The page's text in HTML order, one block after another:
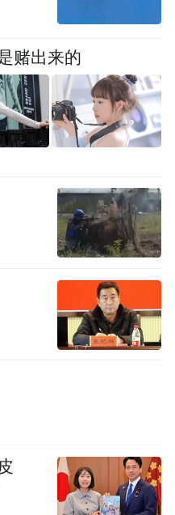
，让参赛选手们跑
“心在徜徉，思想在
赌出来的